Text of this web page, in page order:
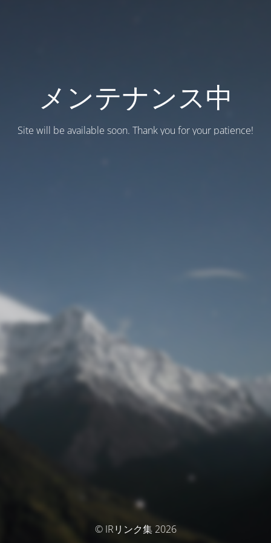
メンテナンス中
Site will be available soon. Thank you for your patience!
© IRリンク集 2026